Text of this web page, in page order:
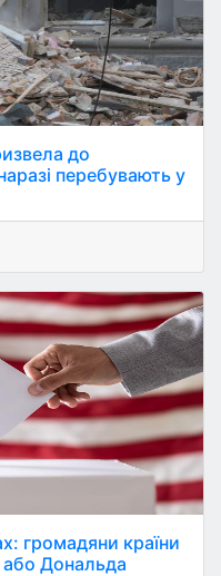
до
наразі перебувають у
громадяни країни
або Дональда